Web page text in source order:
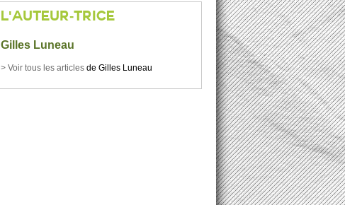
L'AUTEUR-TRICE
Gilles Luneau
> Voir tous les articles deGilles Luneau